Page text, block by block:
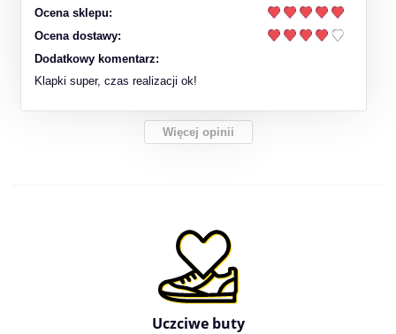
Ocena sklepu:
Ocena dostawy:
Dodatkowy komentarz:
Klapki super, czas realizacji ok!
Więcej opinii
Uczciwe buty